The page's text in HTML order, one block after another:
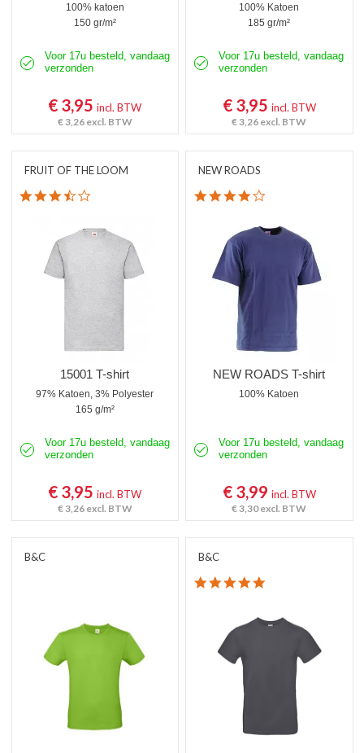
100% katoen
150 gr/m²
Voor 17u besteld, vandaag
verzonden
€ 3,95incl. BTW
€ 3,26 excl. BTW
100% Katoen
185 gr/m²
Voor 17u besteld, vandaag
verzonden
€ 3,95 incl. BTW
€ 3,26 excl. BTW
FRUIT OF THE LOOM
3.7 star rating
15001 T-shirt
97% Katoen, 3% Polyester
165 g/m²
Voor 17u besteld, vandaag
verzonden
€ 3,95incl. BTW
€ 3,26 excl. BTW
NEW ROADS
4.0 star rating
NEW ROADS T-shirt
100% Katoen
Voor 17u besteld, vandaag
verzonden
€ 3,99 incl. BTW
€ 3,30excl. BTW
B&C B&C
4.8 star rating